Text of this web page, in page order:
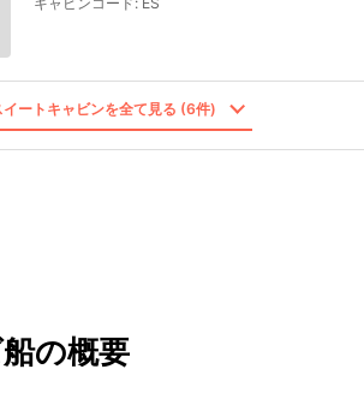
イートキャビンを全て見る (6件)
の概要